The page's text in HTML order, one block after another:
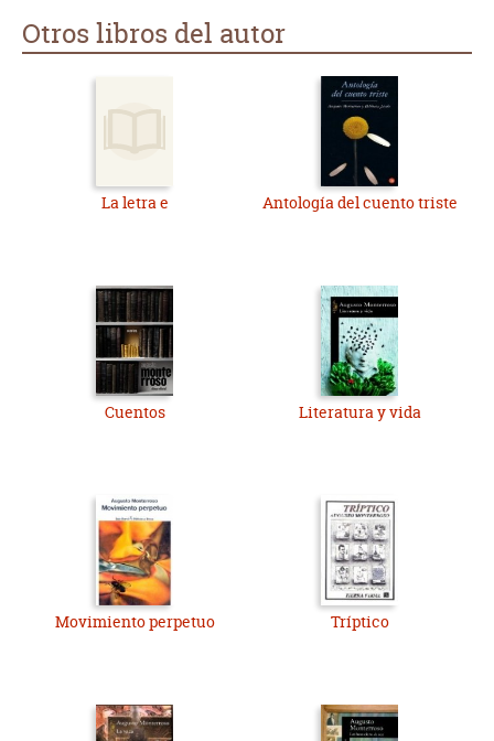
Otros libros del autor
La letra e Antología del cuento triste
Cuentos Literatura y vida
Movimiento perpetuo Tríptico